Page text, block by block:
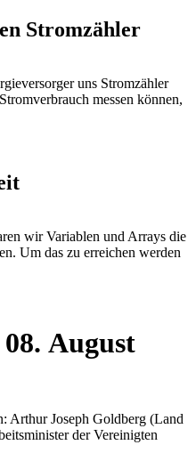
Stromzähler
uns Stromzähler
messen können,
wir Variablen und Arrays die
Um das zu erreichen werden
08. August
Arthur Joseph Goldberg (Land
der Vereinigten